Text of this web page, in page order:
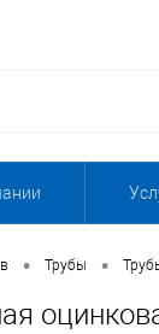
• Трубы •